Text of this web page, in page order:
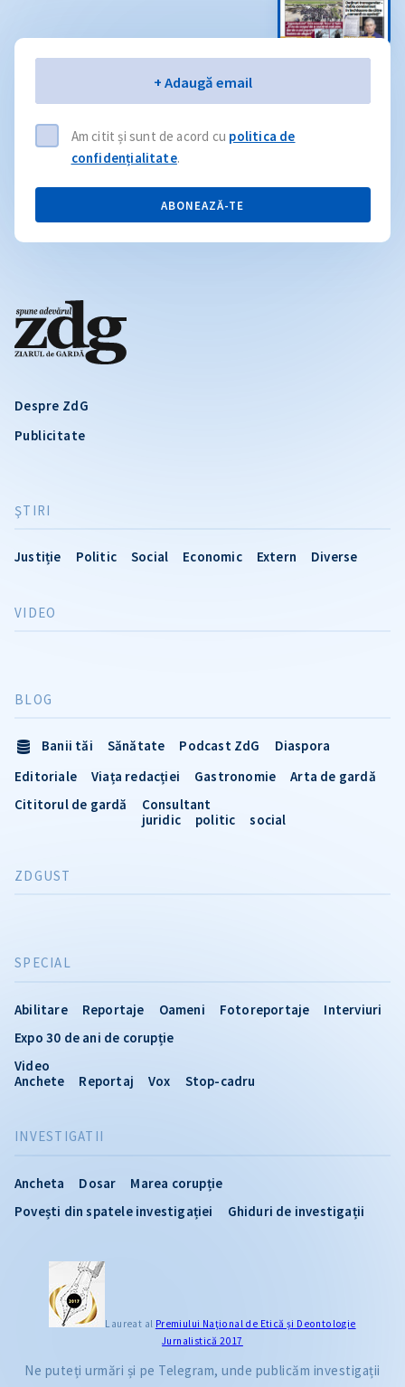
Despre ZdG
Publicitate
ŞTIRI
Justiție Politic Social Economic Extern Diverse
INVESTIGATII
Ancheta Dosar
Marea corupție
Povești din spatele investigației
Ghiduri de investigații
VIDEO
SPECIAL
Abilitare Reportaje Oameni Fotoreportaje
Interviuri
Expo 30 de ani de corupție
Video
Anchete
Reportaj Vox Stop-cadru
BLOG
Banii tăi Sănătate Podcast ZdG
Diaspora
Editoriale
Viața redacției Gastronomie
Arta de gardă
Cititorul de gardă
Consultant
juridic
politic social
ZDGUST
+ Adaugă email
Am citit și sunt de acord cu politica de
confidențialitate.
ABONEAZĂ-TE
Laureat al Premiului Naţional de Etică și Deontologie
Jurnalistică 2017
Ne puteți urmări și pe Telegram, unde publicăm investigații